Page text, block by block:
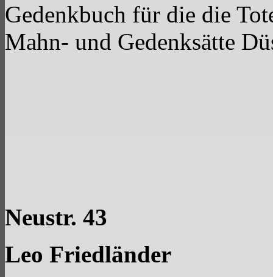
Gedenkbuch für die die
Mahn- und Gedenksätte
Neustr. 43
Leo Friedländer